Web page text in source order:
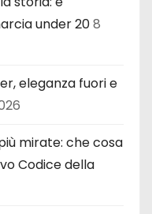
under 208
eleganza fuori e
mirate: che cosa
Codice della